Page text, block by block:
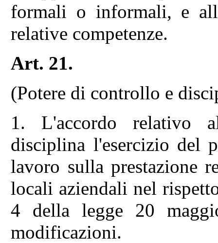
formali o informali, e
relative competenze.
Art. 21.
(Potere di controllo e
1. L'accordo relativo
disciplina l'esercizio del
lavoro sulla prestazione
locali aziendali nel
4 della legge 20
modificazioni.